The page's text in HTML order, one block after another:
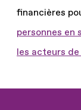
financières
personnes en
les acteurs